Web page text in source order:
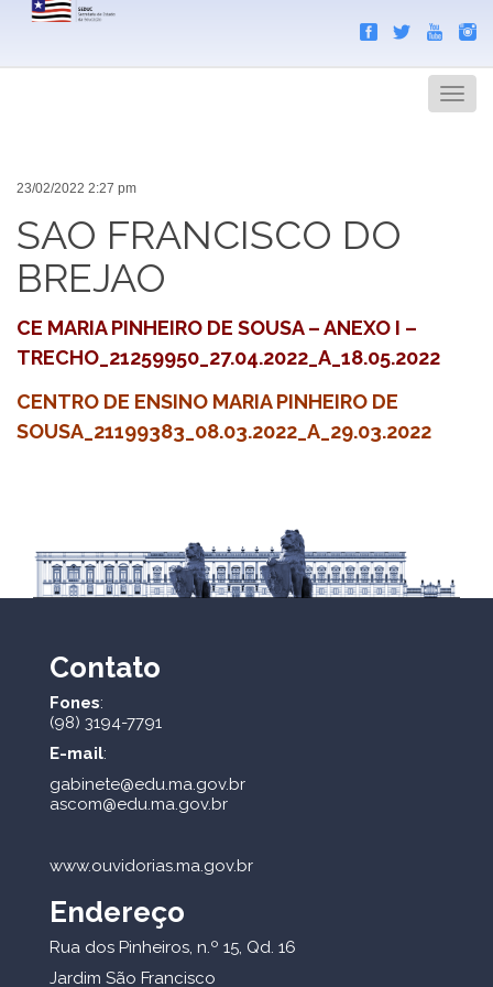
Menu
23/02/2022 2:27 pm
SAO FRANCISCO DO
BREJAO
CE MARIA PINHEIRO DE SOUSA – ANEXO I –
TRECHO_21259950_27.04.2022_A_18.05.2022
CENTRO DE ENSINO MARIA PINHEIRO DE
SOUSA_21199383_08.03.2022_A_29.03.2022
Contato
Fones:
(98) 3194-7791
E-mail:
gabinete@edu.ma.gov.br
ascom@edu.ma.gov.br
www.ouvidorias.ma.gov.br
Endereço
Rua dos Pinheiros, n.º 15, Qd. 16
Jardim São Francisco